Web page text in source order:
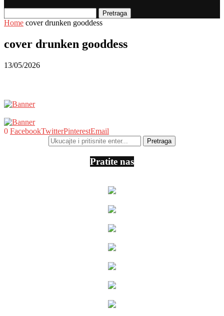
Pretraga
Home cover drunken gooddess
cover drunken gooddess
13/05/2026
0 FacebookTwitterPinterestEmail
Pratite nas